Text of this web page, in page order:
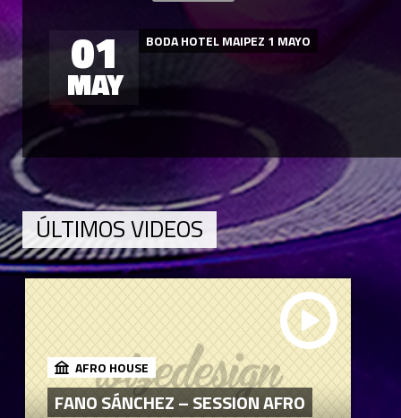
01
MAY
BODA HOTEL MAIPEZ 1 MAYO
ÚLTIMOS VIDEOS
AFRO HOUSE
FANO SÁNCHEZ – SESSION AFRO